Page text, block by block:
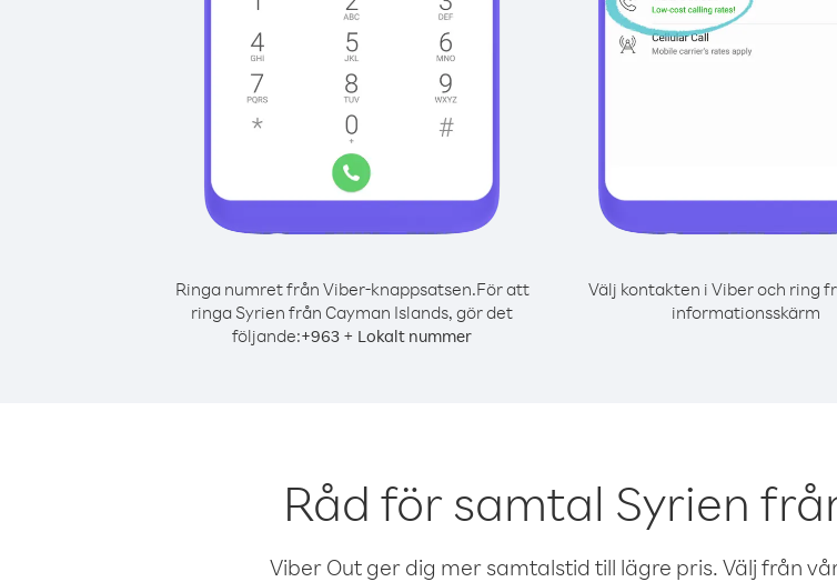
Ringa numret från Viber-knappsatsen.För att
ringa Syrien från Cayman Islands, gör det
följande:+963 + Lokalt nummer
Välj kontakten i Viber och ring
informationsskärm
Råd för samtal Syrien
Viber Out ger dig mer samtalstid till lägre pris. Välj från